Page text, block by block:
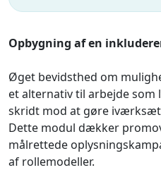
Opbygning af en
Øget bevidsthed om
et alternativ til arbejde
skridt mod at gøre
Dette modul dækker
målrettede
af rollemodeller.